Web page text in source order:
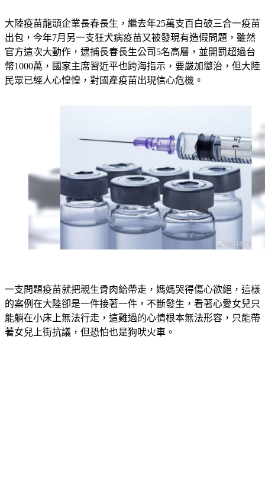
大陸疫苗龍頭企業長春長生，繼去年25萬支百白破三合一疫苗
出包，今年7月另一支狂犬病疫苗又被發現有造假問題，雖然
官方這次大動作，逮捕長春長生公司5名高層，並開罰超過台
幣1000萬，國家主席習近平也跨海指示，要嚴加懲治，但大陸
民眾已經人心惶惶，對國產疫苗出現信心危機。
一支問題疫苗就把親生骨肉給帶走，媽媽哭得傷心欲絕，這樣
的案例在大陸卻是一件接著一件，不斷發生，看著心愛女兒只
能躺在小床上無法行走，這難過的心情根本無法形容，只能帶
著女兒上街抗議，但恐怕也是狗吠火車。